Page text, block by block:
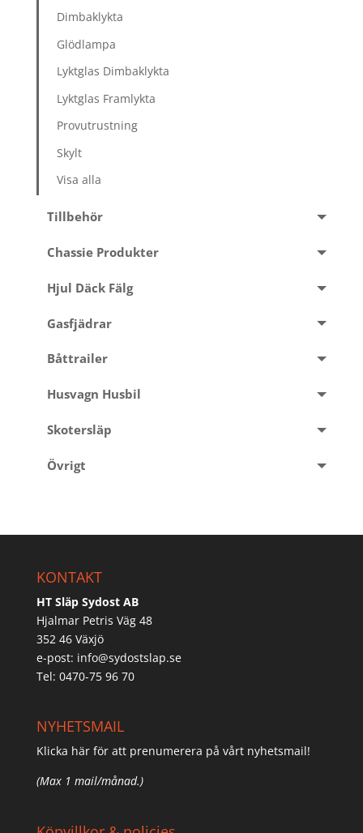
Dimbaklykta
Glödlampa
Lyktglas Dimbaklykta
Lyktglas Framlykta
Provutrustning
Skylt
Visa alla
Tillbehör
Chassie Produkter
Hjul Däck Fälg
Gasfjädrar
Båttrailer
Husvagn Husbil
Skotersläp
Övrigt
KONTAKT
HT Släp Sydost AB
Hjalmar Petris Väg 48
352 46 Växjö
e-post: info@sydostslap.se
Tel: 0470-75 96 70
NYHETSMAIL
Klicka här för att prenumerera på vårt nyhetsmail!
(Max 1 mail/månad.)